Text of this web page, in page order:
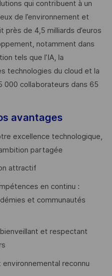
qui contribuent à un
de l’environnement et
près de 4,5 milliards d’euros
notamment dans
tels que l’IA, la
technologies du cloud et la
000 collaborateurs dans 65
avantages
excellence technologique,
partagée
attractif
en continu :
et communautés
et respectant
reconnu